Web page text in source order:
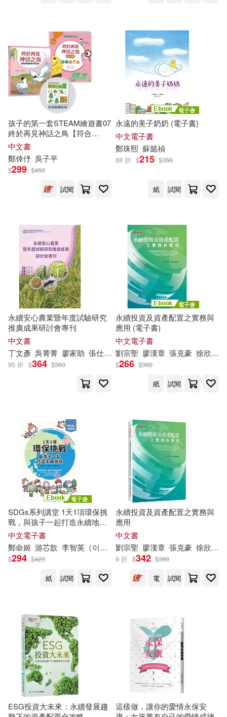
(韓)鄭玩相(42)
PRESTIGE PHOTOGENICS(42)
鄭宏泰(42) 鄭德美(42)
（韓）鄭玩相(41)
丸戸史明(40) 山田惠庸(40)
古倫神父(37)
永瀬みなも(37) 氏家卜全(36)
鄭若珣(35) 鄭阿奇(35)
何祥如(34) 曾秀英(34)
楊佳慈(34) 沈玫宜(34)
潘丁菡(34) 琦君(34)
高永ひなこ(34)
葉郁菁(33) FRAN(32)
玄野さわ(32) 王淑芬(31)
Pascal(30) Tiv(30)
田辺伊衛郎(30) 竹岡葉月(30)
蔡康永(28) 西永彩奈(28)
鄭國權(28) 幸田百子(27)
極楽(27) 永井マリア(27)
人民郵電出版社(160)
化學工業出版社(154)
中華書局(144) MTEX(142)
PRESTIGE(135) 五南(129)
高等教育出版社(124)
人民衛生出版社(122)
聯經出版公司(122)
崧燁文化(120)
藍海文化(119)
天下文化(116) 博碩(113)
浙江大學出版社(105)
ZERO ONE STYLE.inc(104)
三采(104) 人民出版社(104)
北京大學出版社(104)
PAD(101)
warner music(101)
商務印書館(99)
中國人民大學出版社(98)
青文(97) 台灣東販(94)
本週上市新品(25)
電子書 (可複選)
適合手機平板閱讀(1794)
適合平板閱讀(2388)
免費電子書(30)
其他 (可複選)
現在可購買商品(13244)
作者/演唱/譯/編/繪(1)
價格
範圍
孩子的第一套STEAM繪遊書07
終於再見神話之鳥【符合
SDGs永續發展指標X好讀好玩
雙書升級版】
中文書
鄭倖伃 吳子平
$299 $450
試閱
永遠的美子奶奶 (電子書)
中文電子書
鄭珠熙 蘇懿禎
88 折 $215 $350
紙 試閱
永續安心農業暨年度試驗研究
推廣成果研討會專刊
中文書
丁文彥 吳菁菁 廖家助 張仕緯 張方宜 張智淵 張繼中 張芳魁
95 折 $364 $383
永續投資及資產配置之實務與
應用 (電子書)
中文電子書
劉宗聖 廖漢章 張克豪 徐欣廷
$266 $380
紙
試閱
SDGs系列講堂 1天1項環保挑
戰，與孩子一起打造永續地球
(電子書)
中文電子書
鄭命姬 游芯歆 李智英（이지영）
$294 $420
紙
試閱
永續投資及資產配置之實務與
應用
中文書
劉宗聖 廖漢章 張克豪 徐欣廷
9 折 $342 $380
電
試閱
ESG投資大未來：永續發展趨
這樣做，讓你的愛情永保安